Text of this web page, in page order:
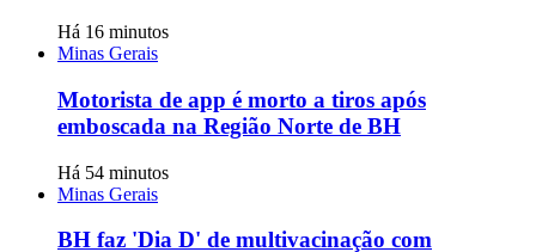
Há 16 minutos
Minas Gerais
Motorista de app é morto a tiros após
emboscada na Região Norte de BH
Há 54 minutos
Minas Gerais
BH faz 'Dia D' de multivacinação com